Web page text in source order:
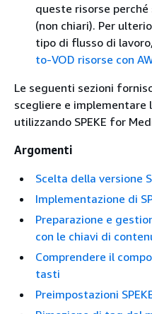
queste risorse
(non chiari). Per
tipo di flusso di
to-VOD risorse con
Le seguenti sezioni
scegliere e
utilizzando SPEKE for
Argomenti
Scelta della versione
Implementazione di
Preparazione e
con le chiavi di
Comprendere il
tasti
Preimpostazioni